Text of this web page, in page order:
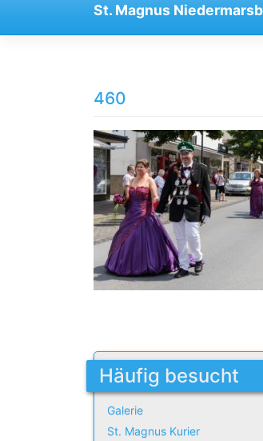
content
St. Magnus
460
Häufig besucht
Galerie
St. Magnus Kurier